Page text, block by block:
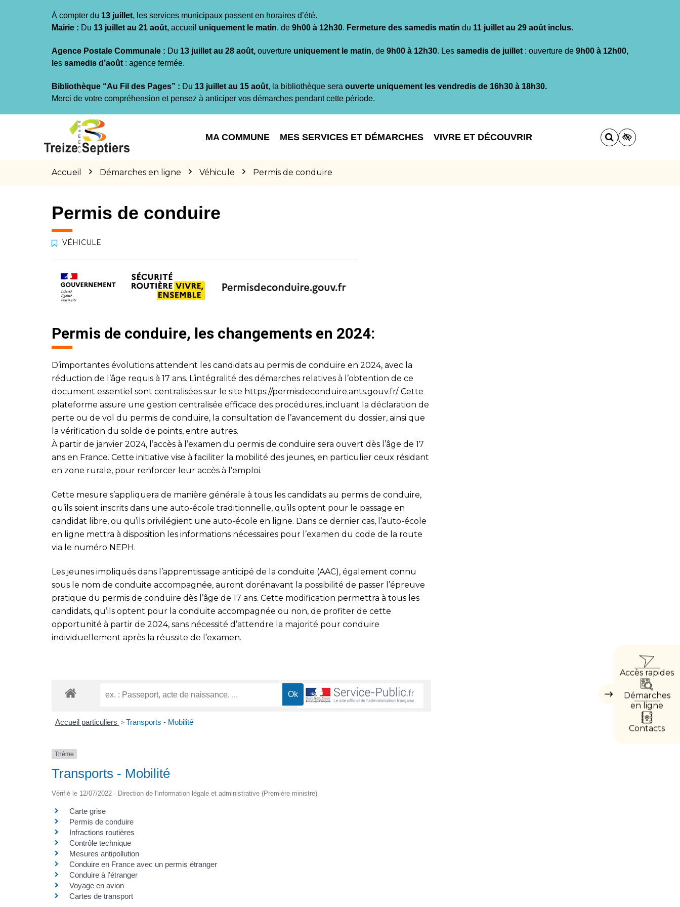
À compter du 13 juillet, les services municipaux passent en horaires d’été.
Mairie : Du 13 juillet au 21 août, accueil uniquement le matin, de 9h00 à 12h30. Fermeture des samedis matin du 11 juillet au 29 août inclus.
Agence Postale Communale : Du 13 juillet au 28 août, ouverture uniquement le matin, de 9h00 à 12h30. Les samedis de juillet : ouverture de 9h00 à 12h00,
es samedis d’août : agence fermée.
Bibliothèque “Au Fil des Pages” : Du 13 juillet au 15 août, la bibliothèque sera ouverte uniquement les vendredis de 16h30 à 18h30.
Merci de votre compréhension et pensez à anticiper vos démarches pendant cette période.
MA COMMUNE MES SERVICES ET DÉMARCHES VIVRE ET DÉCOUVRIR
Accueil Démarches en ligne Véhicule Permis de conduire
Masquer
Accès rapides
Démarches
en ligne
Contacts
Permis de conduire
VÉHICULE
Permis de conduire, les changements en 2024:
D’importantes évolutions attendent les candidats au permis de conduire en 2024, avec la
réduction de l’âge requis à 17 ans. L’intégralité des démarches relatives à l’obtention de ce
document essentiel sont centralisées sur le site https://permisdeconduire.ants.gouv.fr/. Cette
plateforme assure une gestion centralisée efficace des procédures, incluant la déclaration de
perte ou de vol du permis de conduire, la consultation de l’avancement du dossier, ainsi que
la vérification du solde de points, entre autres.
À partir de janvier 2024, l’accès à l’examen du permis de conduire sera ouvert dès l’âge de 17
ans en France. Cette initiative vise à faciliter la mobilité des jeunes, en particulier ceux résidant
en zone rurale, pour renforcer leur accès à l’emploi.
Cette mesure s’appliquera de manière générale à tous les candidats au permis de conduire,
qu’ils soient inscrits dans une auto-école traditionnelle, qu’ils optent pour le passage en
candidat libre, ou qu’ils privilégient une auto-école en ligne. Dans ce dernier cas, l’auto-école
en ligne mettra à disposition les informations nécessaires pour l’examen du code de la route
via le numéro NEPH.
Les jeunes impliqués dans l’apprentissage anticipé de la conduite (AAC), également connu
sous le nom de conduite accompagnée, auront dorénavant la possibilité de passer l’épreuve
pratique du permis de conduire dès l’âge de 17 ans. Cette modification permettra à tous les
candidats, qu’ils optent pour la conduite accompagnée ou non, de profiter de cette
opportunité à partir de 2024, sans nécessité d’attendre la majorité pour conduire
individuellement après la réussite de l’examen.
Accueil particuliers > Transports - Mobilité
Thème
Transports - Mobilité
Vérifié le 12/07/2022 - Direction de l'information légale et administrative (Première ministre)
Carte grise
Permis de conduire
Infractions routières
Contrôle technique
Mesures antipollution
Conduire en France avec un permis étranger
Conduire à l'étranger
Voyage en avion
Cartes de transport